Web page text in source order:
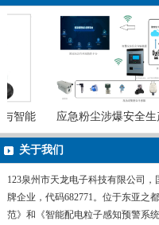
智能
应急粉尘涉爆安全生
预警系统
关于我们
123泉州市天龙电子科技有限公司
牌企业，代码682771。位于东亚之
范》和《智能配电粒子感知预警系